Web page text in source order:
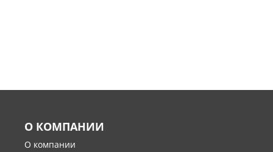
О КОМПАНИИ
О компании